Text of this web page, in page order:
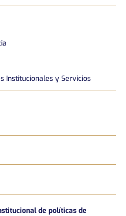
Institucionales y Servicios
de políticas de